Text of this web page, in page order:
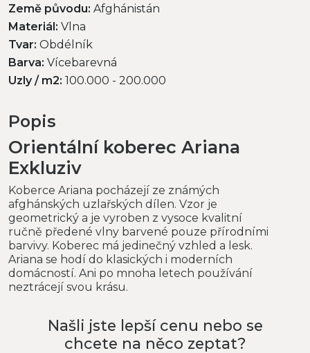
Země původu: Afghánistán
Materiál: Vlna
Tvar: Obdélník
Barva: Vícebarevná
Uzly / m2: 100.000 - 200.000
Popis
Orientální koberec Ariana
Exkluziv
Koberce Ariana pocházejí ze známých
afghánských uzlařských dílen. Vzor je
geometrický a je vyroben z vysoce kvalitní
ručně předené vlny barvené pouze přírodními
barvivy. Koberec má jedinečný vzhled a lesk.
Ariana se hodí do klasických i moderních
domácností. Ani po mnoha letech používání
neztrácejí svou krásu.
Našli jste lepší cenu nebo se
chcete na něco zeptat?